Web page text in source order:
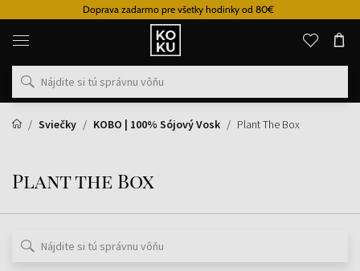
Doprava zadarmo pre všetky hodinky od 80€
Originálne
parfémy
hodinky
na
mieste
Sviečky
KOBO | 100% Sójový Vosk Plant The Box
Plant the Box